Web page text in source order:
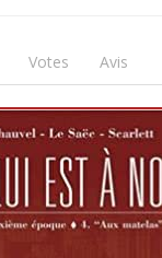
Votes Avis